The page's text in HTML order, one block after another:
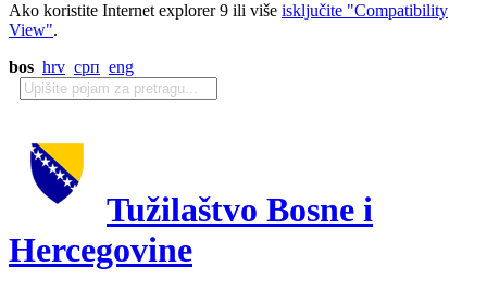
Ako koristite Internet explorer 9 ili više isključite "Compatibility
View".
bos hrv срп eng
Tužilaštvo Bosne i
Hercegovine